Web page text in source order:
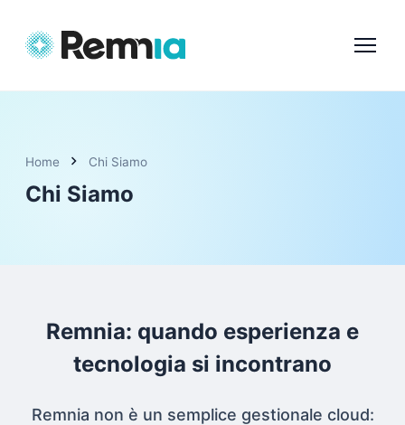
Home chevron_right Chi Siamo
Chi Siamo
Remnia: quando esperienza e
tecnologia si incontrano
Remnia non è un semplice gestionale cloud: